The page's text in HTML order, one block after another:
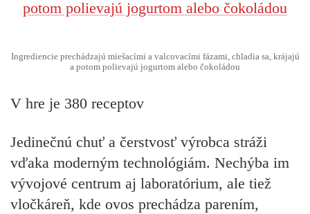
Ingrediencie prechádzajú miešacími a valcovacími fázami, chladia sa, krájajú
a potom polievajú jogurtom alebo čokoládou
V hre je 380 receptov
Jedinečnú chuť a čerstvosť výrobca stráži
vďaka moderným technológiám. Nechýba im
vývojové centrum aj laboratórium, ale tiež
vločkáreň, kde ovos prechádza parením,